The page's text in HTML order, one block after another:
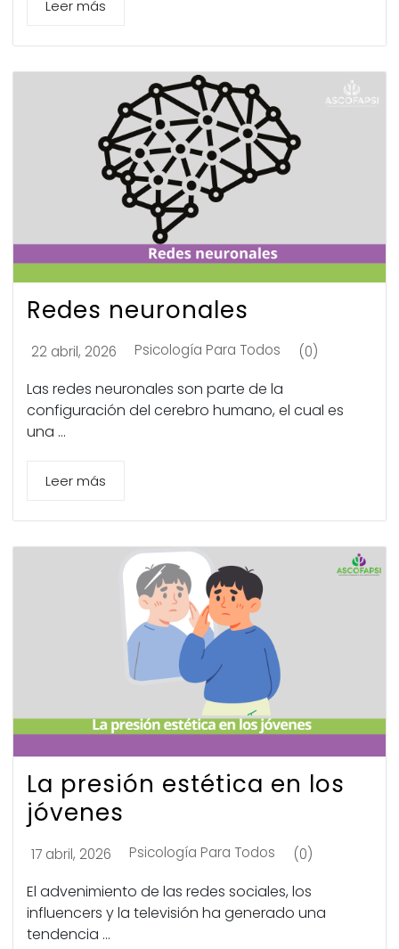
Leer más
Redes neuronales
22 abril, 2026 Psicología Para Todos (0)
Las redes neuronales son parte de la
configuración del cerebro humano, el cual es
una ...
Leer más
La presión estética en los
jóvenes
17 abril, 2026 Psicología Para Todos (0)
El advenimiento de las redes sociales, los
influencers y la televisión ha generado una
tendencia ...